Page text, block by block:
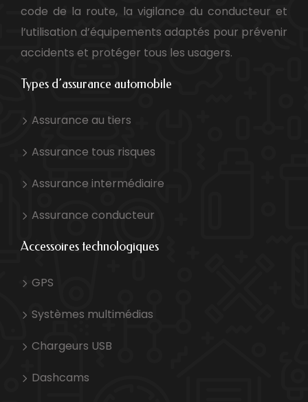
code de la route, la vigilance du conducteur et
l’utilisation d’équipements adaptés pour prévenir
accidents et protéger tous les usagers.
Types d’assurance automobile
Assurance au tiers
Assurance tous risques
Assurance intermédiaire
Assurance conducteur
Accessoires technologiques
GPS
Systèmes multimédias
Chargeurs USB
Dashcams